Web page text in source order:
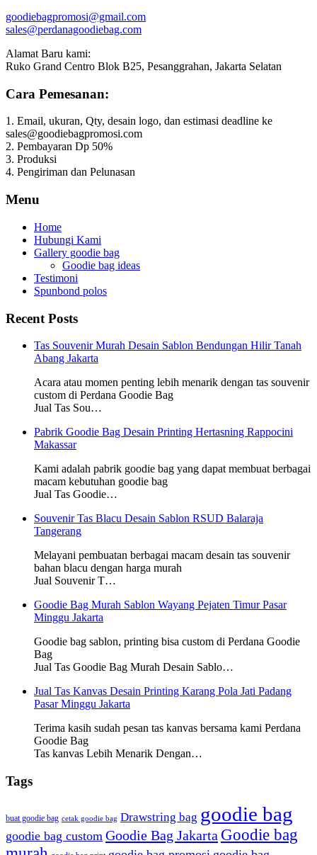
goodiebagpromosi@gmail.com
sales@perdanagoodiebag.com
Alamat Baru kami:
Ruko Grand Centro Blok B25, Pesanggrahan, Jakarta Selatan
Cara Pemesanan:
1. Email, ukuran, Qty, desain logo, dan estimasi deadline ke
sales@goodiebagpromosi.com
2. Pembayaran Dp 50%
3. Produksi
4. Pengiriman dan Pelunasan
Menu
Home
Hubungi Kami
Gallery goodie bag
Goodie bag ideas
Testimoni
Spunbond polos
Recent Posts
Tas Souvenir Murah Desain Sablon Bendungan Hilir Tanah
Abang Jakarta
Acara atau momen penting lebih menarik dengan tas souvenir
custom di Perdana Goodie Bag
Jual Tas Sou…
Pabrik Goodie Bag Desain Printing Hertasning Rappocini
Makassar
Kami adalah pabrik goodie bag yang dapat membuat berbagai
macam kebutuhan goodie bag
Jual Tas Goodie…
Souvenir Tas Blacu Desain Sablon RSUD Balaraja
Tangerang
Melayani pembuatan berbagai macam desain tas souvenir
bahan blacu dengan harga murah
Jual Souvenir T…
Goodie Bag Murah Sablon Wayang Pejaten Timur Pasar
Minggu Jakarta
Goodie bag sablon, printing bisa custom di Perdana Goodie
Bag
Jual Tas Goodie Bag Murah Desain Sablo…
Jual Tas Kanvas Desain Printing Karang Pola Jati Padang
Pasar Minggu Jakarta
Terima kasih sudah pesan tas kanvas bersama kami Perdana
Goodie Bag
Tas kanvas Lebih Menarik Dengan…
Tags
buat goodie bag cetak goodie bag Drawstring bag goodie bag
goodie bag custom Goodie Bag Jakarta Goodie bag